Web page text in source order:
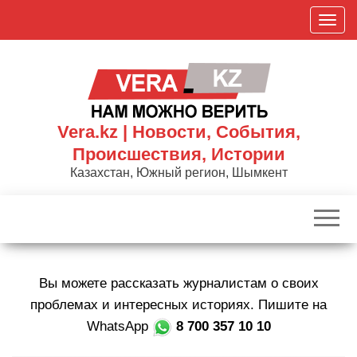
П
о
к
р
Vera.kz | Новости, События,
Происшествия, Истории
Казахстан, Южный регион, Шымкент
Вы можете рассказать журналистам о своих
проблемах и интересных историях. Пишите на
WhatsApp
8 700 357 10 10